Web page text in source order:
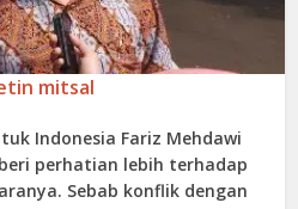
mitsal
Indonesia Fariz Mehdawi
perhatian lebih terhadap
Sebab konflik dengan